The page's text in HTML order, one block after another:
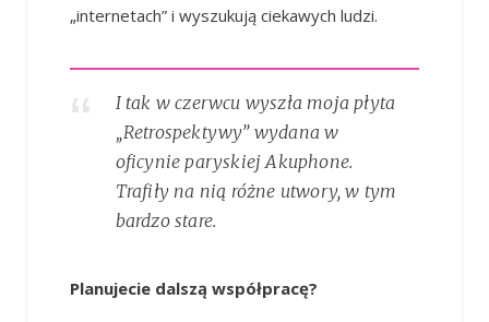
„internetach” i wyszukują ciekawych ludzi.
I tak w czerwcu wyszła moja płyta
„Retrospektywy” wydana w
oficynie paryskiej Akuphone.
Trafiły na nią różne utwory, w tym
bardzo stare.
Planujecie dalszą współpracę?